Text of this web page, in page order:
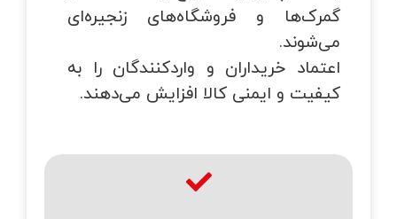
گمرک‌ها و فروشگاه‌های زنجیره‌ای
می‌شوند.
اعتماد خریداران و واردکنندگان را به
کیفیت و ایمنی کالا افزایش می‌دهند.